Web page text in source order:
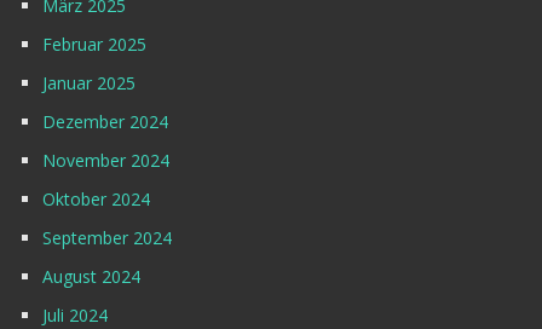
März 2025
Februar 2025
Januar 2025
Dezember 2024
November 2024
Oktober 2024
September 2024
August 2024
Juli 2024